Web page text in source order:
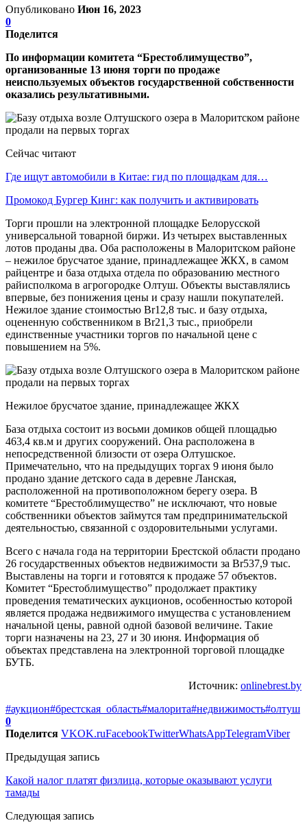
Опубликовано Июн 16, 2023
0
Поделится
По информации комитета “Брестоблимущество”,
организованные 13 июня торги по продаже
неиспользуемых объектов государственной собственности
оказались результативными.
Сейчас читают
Где ищут автомобили в Китае: гид по площадкам для…
Промокод Бургер Кинг: как получить и активировать
Торги прошли на электронной площадке Белорусской
универсальной товарной биржи. Из четырех выставленных
лотов проданы два. Оба расположены в Малоритском районе
– нежилое брусчатое здание, принадлежащее ЖКХ, в самом
райцентре и база отдыха отдела по образованию местного
райисполкома в агрогородке Олтуш. Объекты выставлялись
впервые, без понижения цены и сразу нашли покупателей.
Нежилое здание стоимостью Br12,8 тыс. и базу отдыха,
оцененную собственником в Br21,3 тыс., приобрели
единственные участники торгов по начальной цене с
повышением на 5%.
Нежилое брусчатое здание, принадлежащее ЖКХ
База отдыха состоит из восьми домиков общей площадью
463,4 кв.м и других сооружений. Она расположена в
непосредственной близости от озера Олтушское.
Примечательно, что на предыдущих торгах 9 июня было
продано здание детского сада в деревне Ланская,
расположенной на противоположном берегу озера. В
комитете “Брестоблимущество” не исключают, что новые
собственники объектов займутся там предпринимательской
деятельностью, связанной с оздоровительными услугами.
Всего с начала года на территории Брестской области продано
26 государственных объектов недвижимости за Br537,9 тыс.
Выставлены на торги и готовятся к продаже 57 объектов.
Комитет “Брестоблимущество” продолжает практику
проведения тематических аукционов, особенностью которой
является продажа недвижимого имущества с установлением
начальной цены, равной одной базовой величине. Такие
торги назначены на 23, 27 и 30 июня. Информация об
объектах представлена на электронной торговой площадке
БУТБ.
Источник: onlinebrest.by
#аукцион#брестская_область#малорита#недвижимость#олтуш
0
Поделится VKOK.ruFacebookTwitterWhatsAppTelegramViber
Предыдущая запись
Какой налог платят физлица, которые оказывают услуги
тамады
Следующая запись